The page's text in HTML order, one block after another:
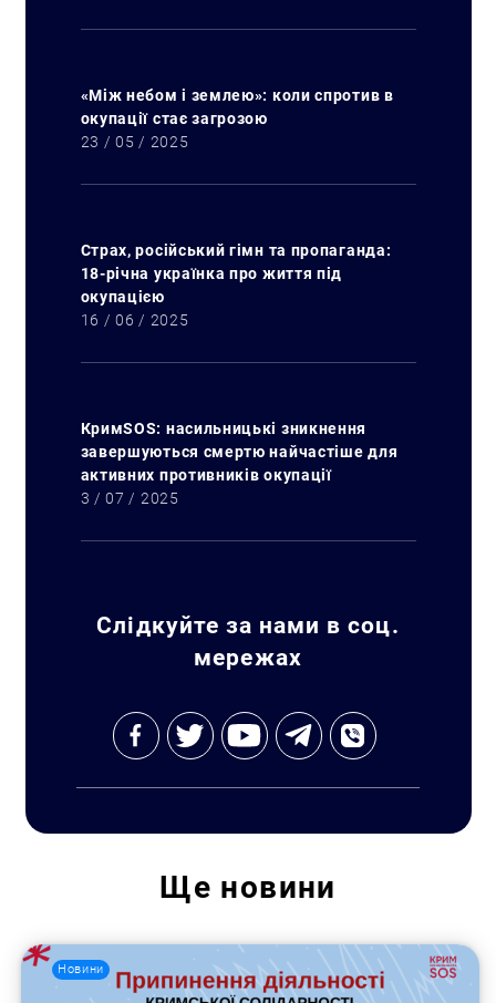
«Між небом і землею»: коли спротив в
окупації стає загрозою
23 / 05 / 2025
Страх, російський гімн та пропаганда:
18-річна українка про життя під
окупацією
16 / 06 / 2025
КримSOS: насильницькі зникнення
завершуються смертю найчастіше для
активних противників окупації
3 / 07 / 2025
Слідкуйте за нами в соц.
мережах
Ще новини
Новини